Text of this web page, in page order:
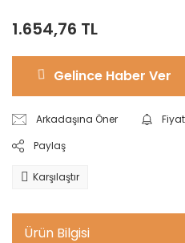
1.654,76 TL
Gelince Haber Ver
Arkadaşına Öner
Paylaş
Karşılaştır
Ürün Bilgisi